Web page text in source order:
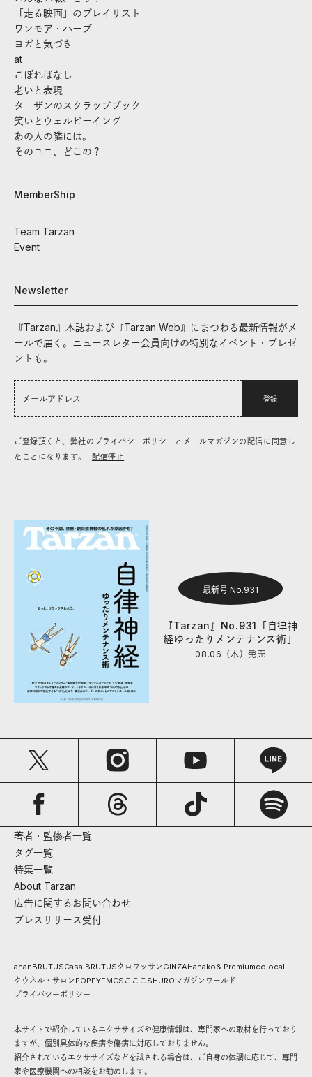
「走る映画」のプレイリスト
ワンモア・ハーブ
ヨガと気づき
at
こぼればなし
老いと表現
ターザンのスクラップブック
笑いとウェルビーイング
あの人の隣には。
そのユニ、どこの？
MemberShip
Team Tarzan
Event
Newsletter
『Tarzan』本誌および『Tarzan Web』にまつわる最新情報がメ
ールで届く。ニュースレター会員向けの特別なイベント・プレゼ
ントも。
登録
ご登録頂くと、弊社のプライバシーポリシーとメールマガジンの配信に同意し
たことになります。
配信停止
最新号 No.931
『Tarzan』No.931「自律神
経ゆったりメンテナンス術」
08.06（木）発売
著者・監修者一覧
タグ一覧
特集一覧
About Tarzan
広告に関するお問い合わせ
プレスリリース受付
ananBRUTUSCasa BRUTUS クロワッサンGINZAHanako& Premiumcolocal
クウネル・サロンPOPEYEMCS こここ SHUROマガジンワールド
プライバシーポリシー
本サイトで紹介しているエクササイズや健康情報は、専門家への取材を行っており
ますが、個別具体的な疾病や傷病に対応しておりません。
紹介されているエクササイズなどを試される場合は、ご自身の体調に応じて、専門
家や医療機関への相談をお勧めします。